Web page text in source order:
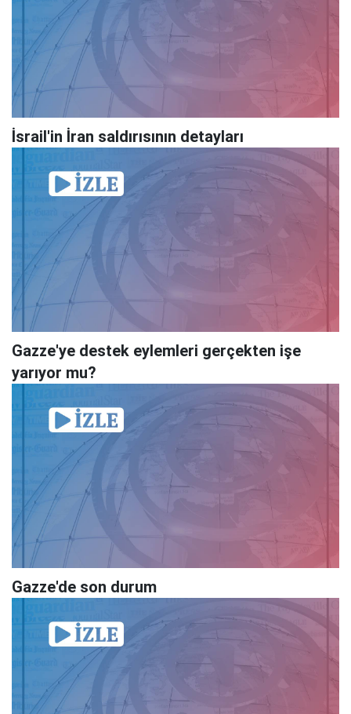
İsrail'in İran saldırısının detayları
Gazze'ye destek eylemleri gerçekten işe
yarıyor mu?
Gazze'de son durum